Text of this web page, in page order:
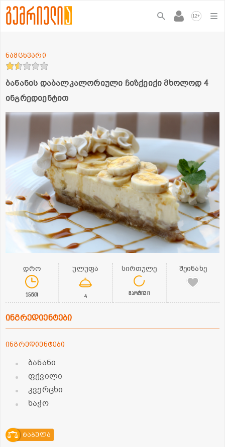
12+
ბანანის დაბალკალორიული ჩიზქეიქი მხოლოდ 4
ინგრედიენტით
ნამცხვარი
დრო
15წთ
ულუფა
4
სირთულე
მარტივი
შეინახე
ინგრედიენტები
ინგრედიენტები
ბანანი
ფქვილი
კვერცხი
ხაჭო
ტაბულა